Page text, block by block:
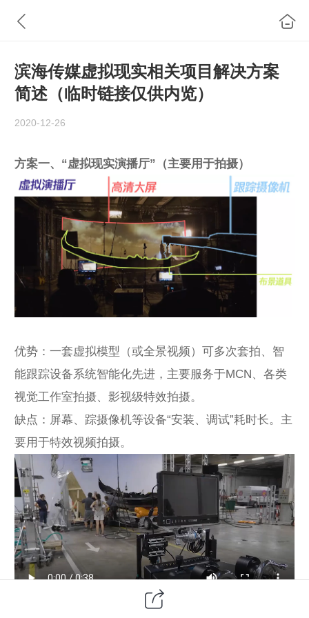
滨海传媒虚拟现实相关项目解决方案
简述（临时链接仅供内览）
2020-12-26
方案一、“虚拟现实演播厅”（主要用于拍摄）
优势：一套虚拟模型（或全景视频）可多次套拍、智
能跟踪设备系统智能化先进，主要服务于MCN、各类
视觉工作室拍摄、影视级特效拍摄。
缺点：屏幕、踪摄像机等设备“安装、调试”耗时长。主
要用于特效视频拍摄。